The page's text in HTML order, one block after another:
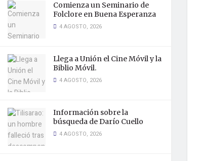
Comienza un Seminario de
Folclore en Buena Esperanza
4 AGOSTO, 2026
Llega a Unión el Cine Móvil y la
Biblio Móvil.
4 AGOSTO, 2026
Información sobre la
búsqueda de Darío Cuello
4 AGOSTO, 2026